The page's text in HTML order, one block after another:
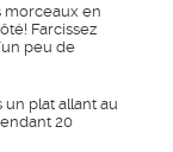
morceaux en
Farcissez
peu de
plat allant au
20